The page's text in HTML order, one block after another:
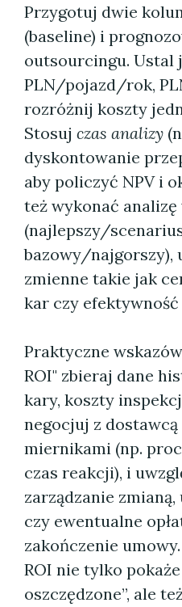
Przygotuj dwie
(baseline) i
outsourcingu. Ustal
PLN/pojazd/rok,
rozróżnij koszty
Stosuj czas analizy
dyskontowanie
aby policzyć NPV i
też wykonać
(najlepszy/
bazowy/najgorszy),
zmienne takie jak
kar czy
Praktyczne
ROI" zbieraj dane
kary, koszty
negocjuj z
miernikami (np.
czas reakcji), i
zarządzanie
czy ewentualne
zakończenie
ROI nie tylko
oszczędzone”, ale